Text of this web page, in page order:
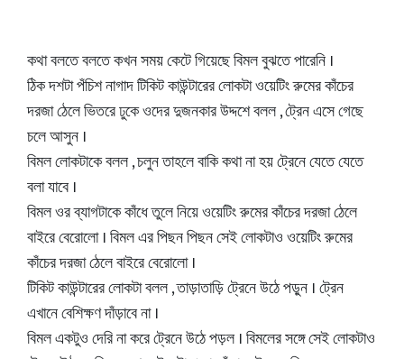
কথা বলতে বলতে কখন সময় কেটে গিয়েছে বিমল বুঝতে পারেনি ।
ঠিক দশটা পঁচিশ নাগাদ টিকিট কাউন্টারের লোকটা ওয়েটিং রুমের কাঁচের
দরজা ঠেলে ভিতরে ঢুকে ওদের দুজনকার উদ্দশে বলল , ট্রেন এসে গেছে
চলে আসুন ।
বিমল লোকটাকে বলল , চলুন তাহলে বাকি কথা না হয় ট্রেনে যেতে যেতে
বলা যাবে ।
বিমল ওর ব্যাগটাকে কাঁধে তুলে নিয়ে ওয়েটিং রুমের কাঁচের দরজা ঠেলে
বাইরে বেরোলো । বিমল এর পিছন পিছন সেই লোকটাও ওয়েটিং রুমের
কাঁচের দরজা ঠেলে বাইরে বেরোলো ।
টিকিট কাউন্টারের লোকটা বলল , তাড়াতাড়ি ট্রেনে উঠে পড়ুন । ট্রেন
এখানে বেশিক্ষণ দাঁড়াবে না ।
বিমল একটুও দেরি না করে ট্রেনে উঠে পড়ল । বিমলের সঙ্গে সেই লোকটাও